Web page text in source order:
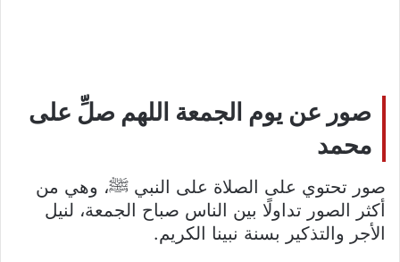
صور عن يوم الجمعة اللهم صلِّ على
محمد
صور تحتوي على الصلاة على النبي ﷺ، وهي من
أكثر الصور تداولًا بين الناس صباح الجمعة، لنيل
الأجر والتذكير بسنة نبينا الكريم.